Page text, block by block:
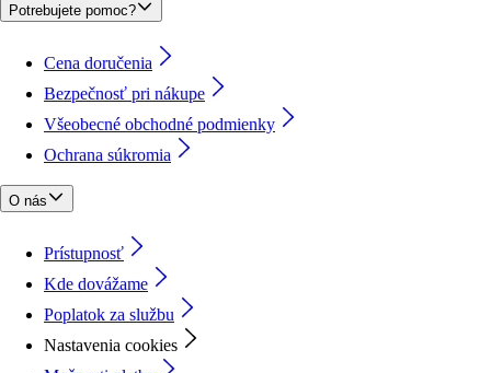
Potrebujete pomoc?
Cena doručenia
Bezpečnosť pri nákupe
Všeobecné obchodné podmienky
Ochrana súkromia
O nás
Prístupnosť
Kde dovážame
Poplatok za službu
Nastavenia cookies